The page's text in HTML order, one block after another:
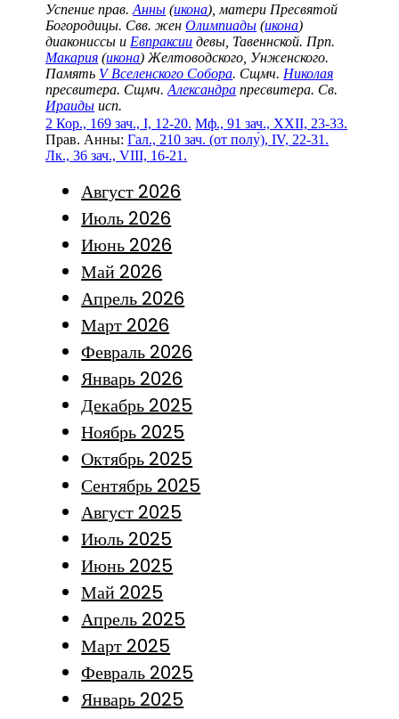
Успение прав.Анны (икона), матери Пресвятой
Богородицы. Свв. женОлимпиады (икона)
диакониссы и Евпраксии девы, Тавеннской. Прп.
Макария (икона) Желтоводского, Унженского.
Память V Вселенского Собора. Сщмч. Николая
пресвитера. Сщмч.Александра пресвитера. Св.
Ираиды исп.
2 Кор., 169 зач., I, 12-20. Мф., 91 зач., XXII, 23-33.
Прав. Анны:Гал., 210 зач. (от полу́), IV, 22-31.
Лк., 36 зач., VIII, 16-21.
Август 2026
Июль 2026
Июнь 2026
Май 2026
Апрель 2026
Март 2026
Февраль 2026
Январь 2026
Декабрь 2025
Ноябрь 2025
Октябрь 2025
Сентябрь 2025
Август 2025
Июль 2025
Июнь 2025
Май 2025
Апрель 2025
Март 2025
Февраль 2025
Январь 2025